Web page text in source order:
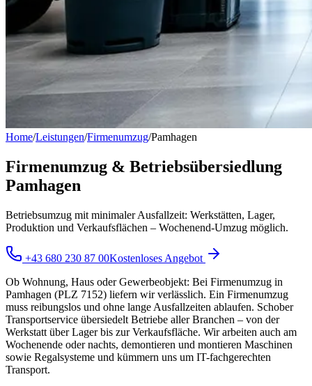
Home/Leistungen/Firmenumzug/Pamhagen
Firmenumzug & Betriebsübersiedlung
Pamhagen
Betriebsumzug mit minimaler Ausfallzeit: Werkstätten, Lager,
Produktion und Verkaufsflächen – Wochenend-Umzug möglich.
+43 680 230 87 00Kostenloses Angebot
Ob Wohnung, Haus oder Gewerbeobjekt: Bei Firmenumzug in
Pamhagen (PLZ 7152) liefern wir verlässlich. Ein Firmenumzug
muss reibungslos und ohne lange Ausfallzeiten ablaufen. Schober
Transportservice übersiedelt Betriebe aller Branchen – von der
Werkstatt über Lager bis zur Verkaufsfläche. Wir arbeiten auch am
Wochenende oder nachts, demontieren und montieren Maschinen
sowie Regalsysteme und kümmern uns um IT-fachgerechten
Transport.